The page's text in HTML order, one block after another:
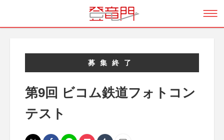
募集終了
第9回 ビコム鉄道フォトコン
テスト